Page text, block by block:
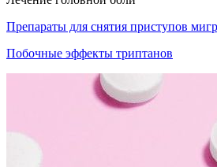
Препараты для снятия приступов
Побочные эффекты триптанов